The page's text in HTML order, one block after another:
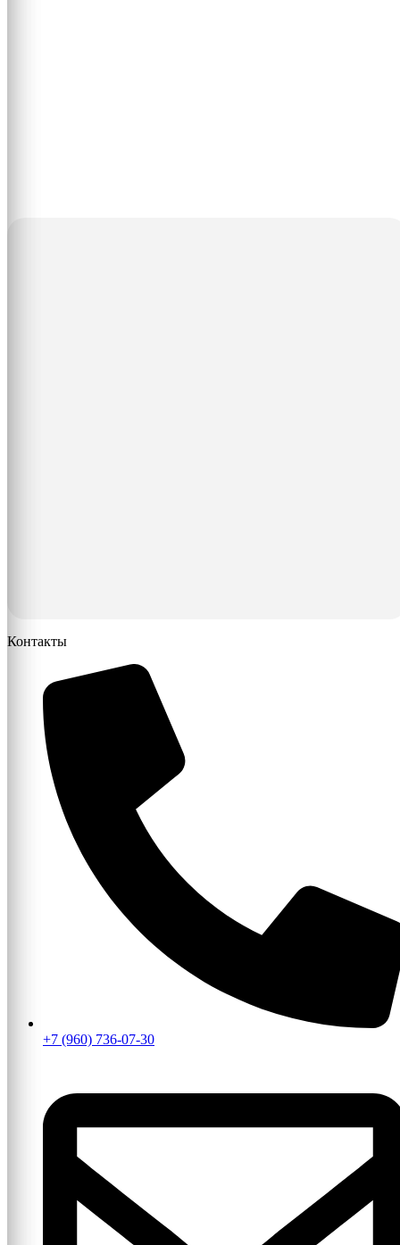
Контакты
+7 (960) 736-07-30